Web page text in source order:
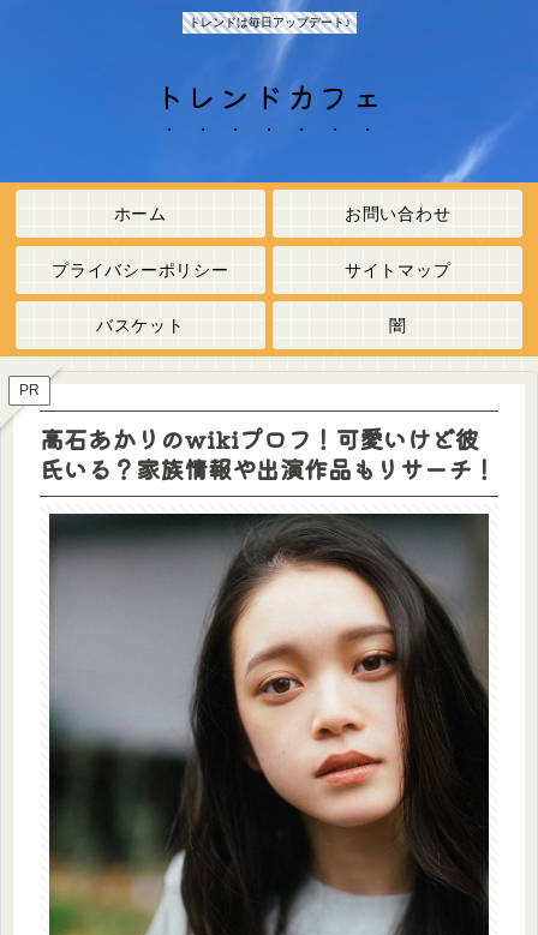
トレンドは毎日アップデート♪
トレンドカフェ
ホーム お問い合わせ
プライバシーポリシー サイトマップ
バスケット 闇
PR
高石あかりのwikiプロフ！可愛いけど彼
氏いる？家族情報や出演作品もリサーチ！